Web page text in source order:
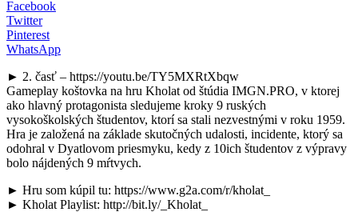
Facebook
Twitter
Pinterest
WhatsApp
► 2. časť – https://youtu.be/TY5MXRtXbqw
Gameplay koštovka na hru Kholat od štúdia IMGN.PRO, v ktorej
ako hlavný protagonista sledujeme kroky 9 ruských
vysokoškolských študentov, ktorí sa stali nezvestnými v roku 1959.
Hra je založená na základe skutočných udalosti, incidente, ktorý sa
odohral v Dyatlovom priesmyku, kedy z 10ich študentov z výpravy
bolo nájdených 9 mŕtvych.
► Hru som kúpil tu: https://www.g2a.com/r/kholat_
► Kholat Playlist: http://bit.ly/_Kholat_